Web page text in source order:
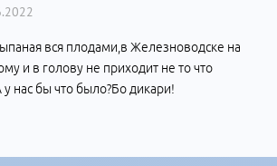
вся плодами,в Железноводске на
и в голову не приходит не то что
у нас бы что было?Бо дикари!